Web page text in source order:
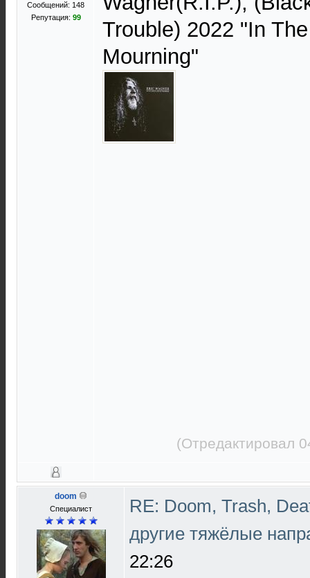
Сообщений: 148
Репутация: 99
Trouble) 2022 "In
Mourning"
(Отредактировал
doom
Специалист
RE: Doom, Trash,
другие тяжёлые
22:26